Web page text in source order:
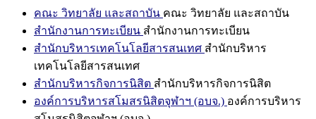
คณะ วิทยาลัย และสถาบัน คณะ วิทยาลัย และสถาบัน
สำนักงานการทะเบียน สำนักงานการทะเบียน
สำนักบริหารเทคโนโลยีสารสนเทศ สำนักบริหาร
เทคโนโลยีสารสนเทศ
สำนักบริหารกิจการนิสิต สำนักบริหารกิจการนิสิต
องค์การบริหารสโมสรนิสิตจุฬาฯ (อบจ.) องค์การบริหาร